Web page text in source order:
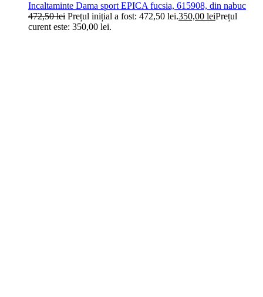
Incaltaminte Dama sport EPICA fucsia, 615908, din nabuc
472,50lei Prețul inițial a fost: 472,50 lei.350,00 leiPrețul
curent este: 350,00 lei.